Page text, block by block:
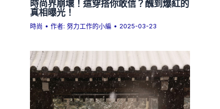
時尚界崩壞！這穿搭你敢信？醜到爆紅的
真相曝光！
時尚 • 作者:努力工作的小編 • 2025-03-23